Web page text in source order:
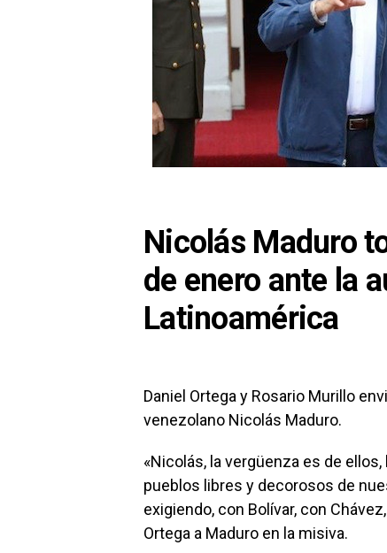
Nicolás Maduro
de enero ante la
Latinoamérica
Daniel Ortega y Rosario Murillo
venezolano Nicolás Maduro.
«Nicolás, la vergüenza es de
pueblos libres y decorosos de
exigiendo, con Bolívar, con
Ortega a Maduro en la misiva.